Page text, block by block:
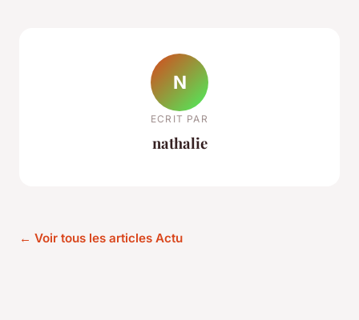
N
ECRIT PAR
nathalie
← Voir tous les articles Actu